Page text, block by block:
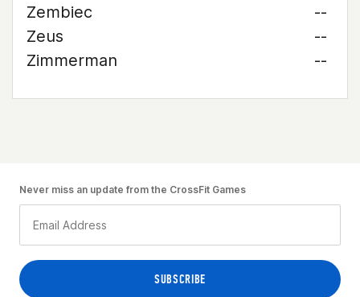
Zembiec
--
Zeus
--
Zimmerman
--
Never miss an update from the CrossFit Games